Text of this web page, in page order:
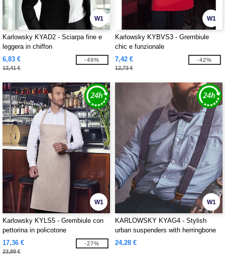
W1
Karlowsky KYAD2 - Sciarpa fine e
leggera in chiffon
6,83 €
13,41 €
-49%
W1
Karlowsky KYBVS3 - Grembiule
chic e funzionale
7,42 €
12,73 €
-42%
W1
Karlowsky KYLS5 - Grembiule con
pettorina in policotone
17,36 €
23,88 €
-27%
W1
KARLOWSKY KYAG4 - Stylish
urban suspenders with herringbone
pattern
24,28 €